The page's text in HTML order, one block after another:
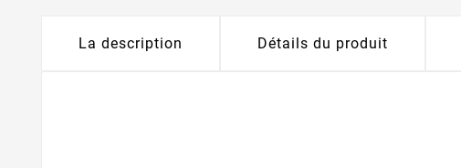
La description Détails du produit